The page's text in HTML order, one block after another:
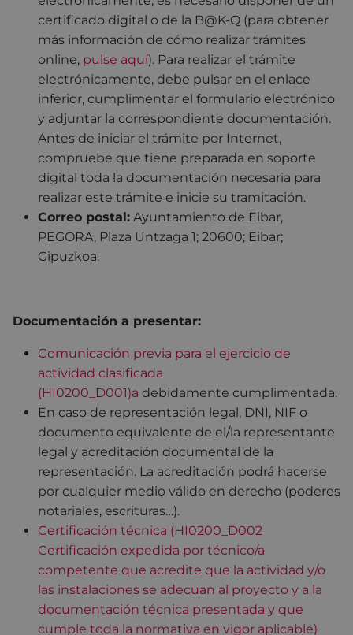
certificado digital o de la B@K-Q (para obtener
más información de cómo realizar trámites
online, pulse aquí). Para realizar el trámite
electrónicamente, debe pulsar en el enlace
inferior, cumplimentar el formulario electrónico
y adjuntar la correspondiente documentación.
Antes de iniciar el trámite por Internet,
compruebe que tiene preparada en soporte
digital toda la documentación necesaria para
realizar este trámite e inicie su tramitación.
Correo postal: Ayuntamiento de Eibar,
PEGORA, Plaza Untzaga 1; 20600; Eibar;
Gipuzkoa.
Documentación a presentar:
Comunicación previa para el ejercicio de
actividad clasificada
(HI0200_D001)a debidamente cumplimentada.
En caso de representación legal, DNI, NIF o
documento equivalente de el/la representante
legal y acreditación documental de la
representación. La acreditación podrá hacerse
por cualquier medio válido en derecho (poderes
notariales, escrituras…).
Certificación técnica (HI0200_D002
Certificación expedida por técnico/a
competente que acredite que la actividad y/o
las instalaciones se adecuan al proyecto y a la
documentación técnica presentada y que
cumple toda la normativa en vigor aplicable)